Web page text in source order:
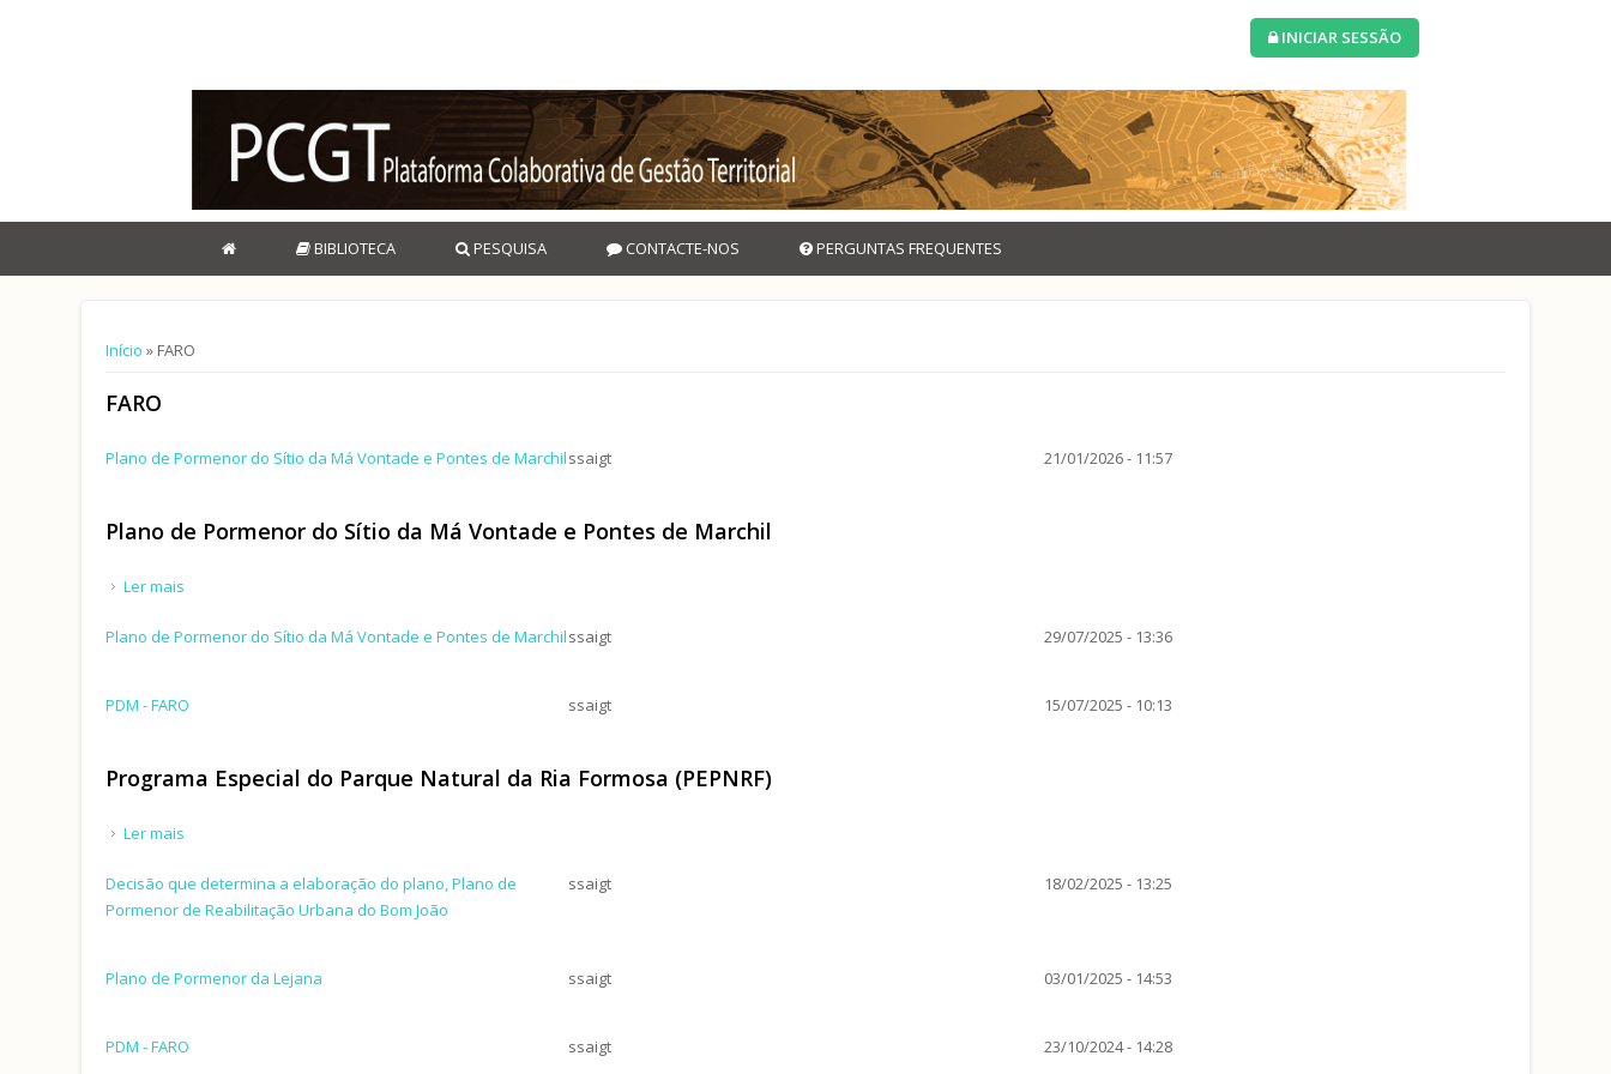
INICIAR SESSÃO
BIBLIOTECA PESQUISA CONTACTE-NOS PERGUNTAS FREQUENTES
Está aqui
Início » FARO
FARO
Plano de Pormenor do Sítio da Má Vontade e Pontes de Marchilssaigt 21/01/2026 - 11:57
Plano de Pormenor do Sítio da Má Vontade e Pontes de Marchil
Ler mais
Plano de Pormenor do Sítio da Má Vontade e Pontes de Marchilssaigt 29/07/2025 - 13:36
PDM - FARO ssaigt 15/07/2025 - 10:13
Programa Especial do Parque Natural da Ria Formosa (PEPNRF)
Ler mais
Decisão que determina a elaboração do plano, Plano de
Pormenor de Reabilitação Urbana do Bom João
ssaigt 18/02/2025 - 13:25
Plano de Pormenor da Lejana ssaigt 03/01/2025 - 14:53
PDM - FARO ssaigt 23/10/2024 - 14:28